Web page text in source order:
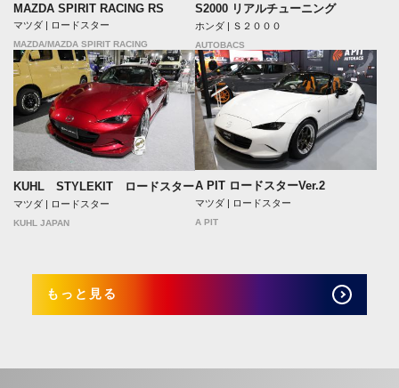
MAZDA SPIRIT RACING RS
マツダ | ロードスター
MAZDA/MAZDA SPIRIT RACING
S2000 リアルチューニング
ホンダ | Ｓ２０００
AUTOBACS
KUHL STYLEKIT ロードスター
マツダ | ロードスター
KUHL JAPAN
A PIT ロードスターVer.2
マツダ | ロードスター
A PIT
もっと見る